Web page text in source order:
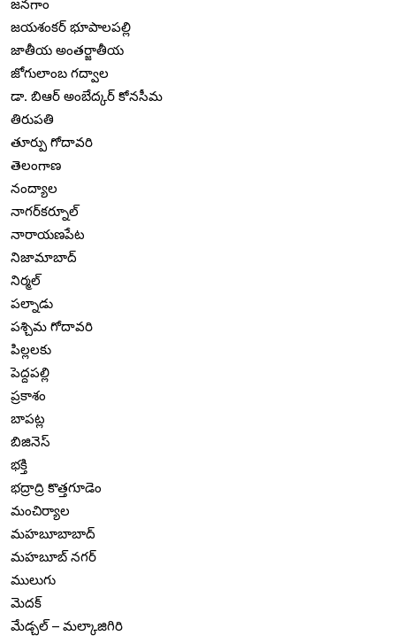
జనగాం
జయశంకర్ భూపాలపల్లి
జాతీయ అంతర్జాతీయ
జోగులాంబ గద్వాల
డా. బిఆర్ అంబేద్కర్ కోనసీమ
తిరుపతి
తూర్పు గోదావరి
తెలంగాణ
నంద్యాల
నాగర్‌కర్నూల్
నారాయణపేట
నిజామాబాద్
నిర్మల్
పల్నాడు
పశ్చిమ గోదావరి
పిల్లలకు
పెద్దపల్లి
ప్రకాశం
బాపట్ల
బిజినెస్
భక్తి
భద్రాద్రి కొత్తగూడెం
మంచిర్యాల
మహబూబాబాద్
మహబూబ్ నగర్
ములుగు
మెదక్
మేడ్చల్ – మల్కాజిగిరి